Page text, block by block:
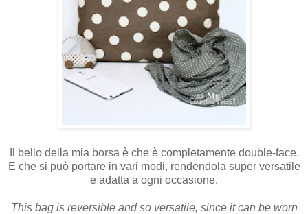
Il bello della mia borsa è che è completamente double-face.
E che si può portare in vari modi, rendendola super versatile
e adatta a ogni occasione.
This bag is reversible and so versatile, since it can be worn